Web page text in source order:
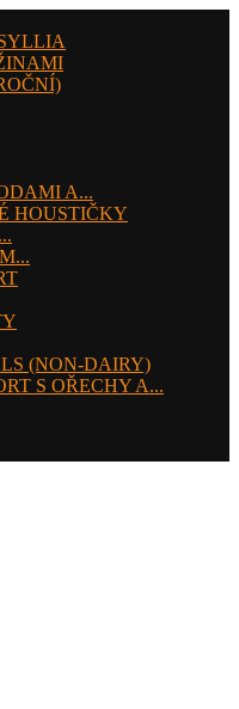
A...
HOUSTIČKY
(NON-DAIRY)
S OŘECHY A...